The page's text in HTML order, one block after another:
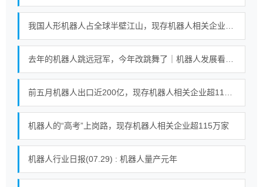
机器人的“高考”上岗路，现存机器人相关企业超115万家
机器人行业日报(07.29) : 机器人量产元年